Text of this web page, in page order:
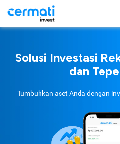
Solusi Investasi
dan
Tumbuhkan aset Anda dengan